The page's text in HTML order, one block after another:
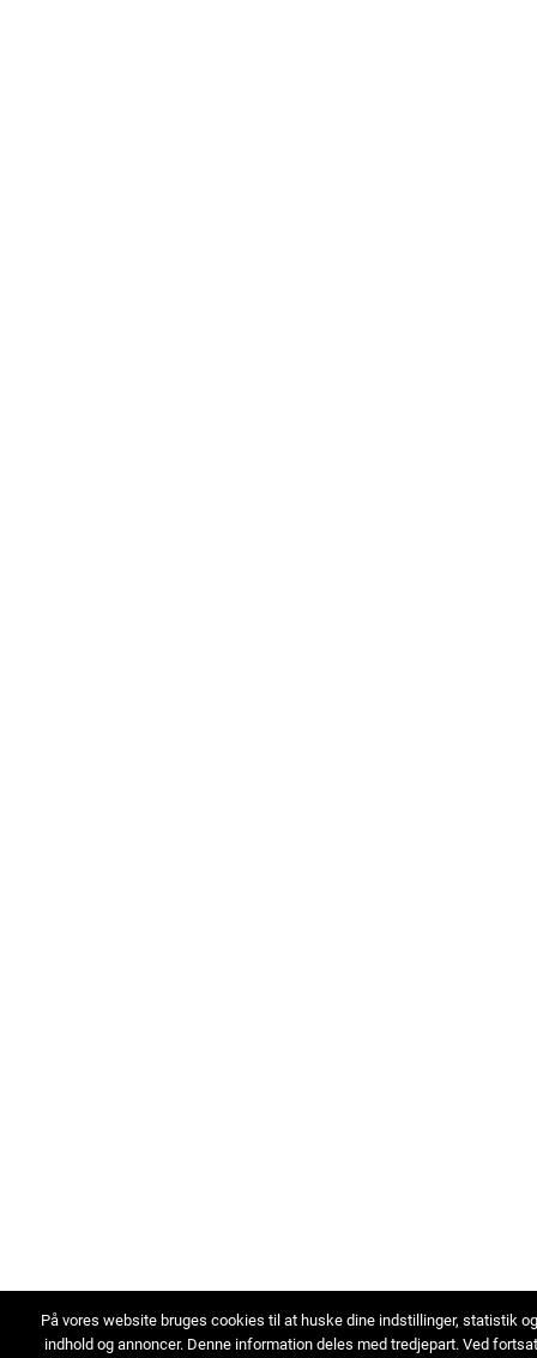
På vores website bruges cookies til at huske dine indstillinger, statistik
indhold og annoncer. Denne information deles med tredjepart. Ved